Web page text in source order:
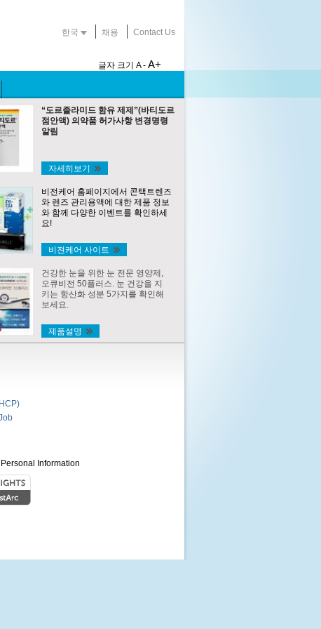
한국 채용 Contact Us
글자 크기 A - A+
“도르졸라미드 함유 제제”(바티도르
점안액) 의약품 허가사항 변경명령
알림
자세히보기
비전케어 홈페이지에서 콘택트렌즈
와 렌즈 관리용액에 대한 제품 정보
와 함께 다양한 이벤트를 확인하세
요!
비젼케어 사이트
건강한 눈을 위한 눈 전문 영양제,
오큐비전 50플러스. 눈 건강을 지
키는 항산화 성분 5가지를 확인해
보세요.
제품설명
Information